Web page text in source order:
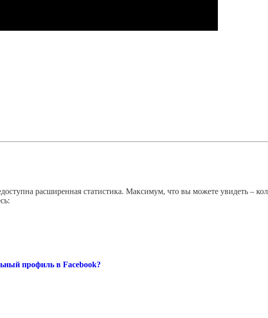
расширенная статистика. Максимум, что вы можете увидеть –
профиль в Facebook?